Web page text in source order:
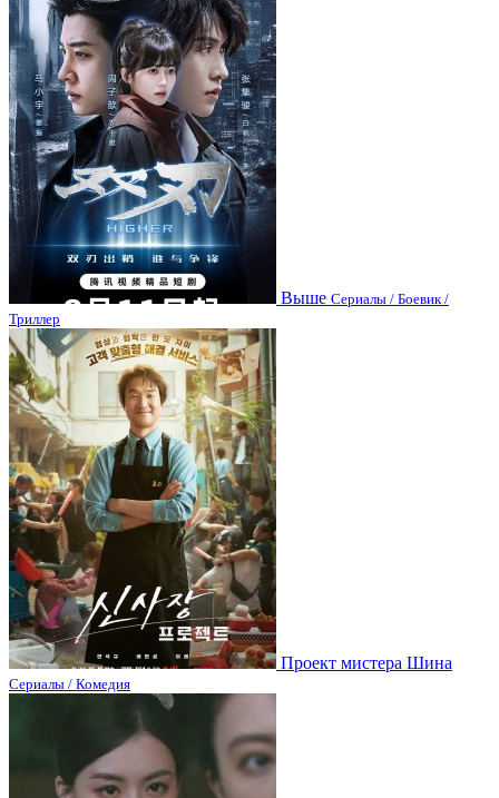
Выше Сериалы / Боевик /
Триллер
Проект мистера Шина
Сериалы / Комедия